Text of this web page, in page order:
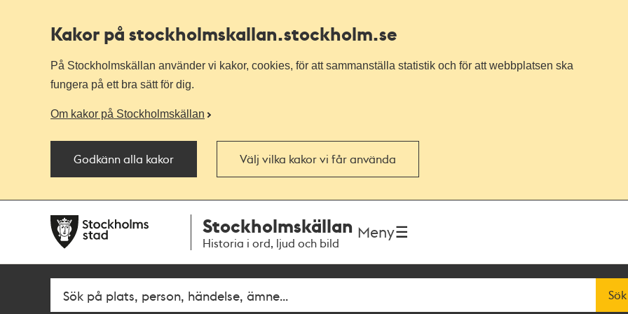
Kakor på stockholmskallan.stockholm.se
På Stockholmskällan använder vi kakor, cookies, för att sammanställa statistik och för att webbplatsen ska
fungera på ett bra sätt för dig.
Om kakor på Stockholmskällan
Godkänn alla kakor Välj vilka kakor vi får använda
navigationen
huvudinnehållet
Stockholmskällan
Historia i ord, ljud och bild
Meny
Fritextsök Sök